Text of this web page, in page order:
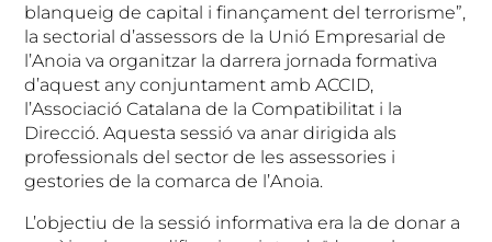
blanqueig de capital i finançament del terrorisme”,
la sectorial d’assessors de la Unió Empresarial de
l’Anoia va organitzar la darrera jornada formativa
d’aquest any conjuntament amb ACCID,
l’Associació Catalana de la Compatibilitat i la
Direcció. Aquesta sessió va anar dirigida als
professionals del sector de les assessories i
gestories de la comarca de l’Anoia.
L’objectiu de la sessió informativa era la de donar a